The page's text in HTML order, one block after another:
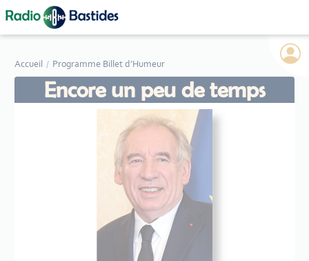
Accueil Programme Billet d’Humeur
Encore un peu de temps
Panneau de gestion des cookies